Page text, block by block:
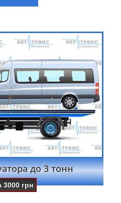
до 3 тонн
3000 грн